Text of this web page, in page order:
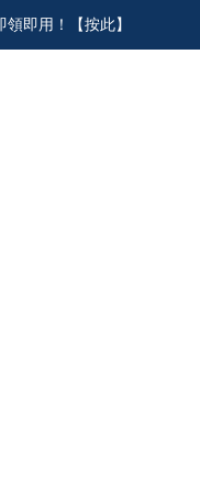
免費體驗【按此】
即用！【按此】
免費體驗【按此】